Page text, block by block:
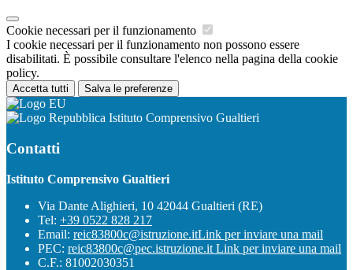
Cookie necessari per il funzionamento
I cookie necessari per il funzionamento non possono essere
disabilitati. È possibile consultare l'elenco nella pagina della cookie
policy.
Accetta tutti Salva le preferenze
Istituto Comprensivo Gualtieri
Contatti
Istituto Comprensivo Gualtieri
Via Dante Alighieri, 10 42044 Gualtieri (RE)
Tel: +39 0522 828 217
Email: reic83800c@istruzione.itLink per inviare una mail
PEC: reic83800c@pec.istruzione.it Link per inviare una mail
C.F.: 81002030351